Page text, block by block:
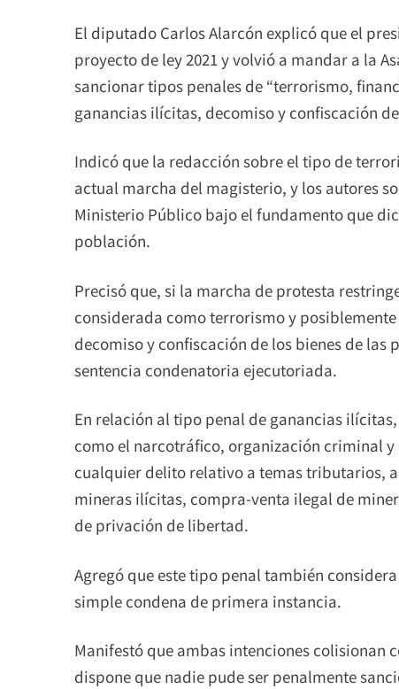
El diputado Carlos Alarcón explicó que el
proyecto de ley 2021 y volvió a mandar a la
sancionar tipos penales de “terrorismo,
ganancias ilícitas, decomiso y confiscación de
Indicó que la redacción sobre el tipo de
actual marcha del magisterio, y los autores
Ministerio Público bajo el fundamento que
población.
Precisó que, si la marcha de protesta
considerada como terrorismo y
decomiso y confiscación de los bienes de las
sentencia condenatoria ejecutoriada.
En relación al tipo penal de ganancias
como el narcotráfico, organización criminal
cualquier delito relativo a temas tributarios,
mineras ilícitas, compra-venta ilegal de
de privación de libertad.
Agregó que este tipo penal también
simple condena de primera instancia.
Manifestó que ambas intenciones colisionan
dispone que nadie pude ser penalmente